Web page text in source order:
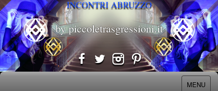
INCONTRI ABRUZZO
by piccoletrasgressioni.it
MENU